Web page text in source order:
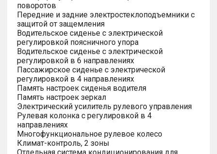
поворотов
Передние и задние электростеклоподъемники с
защитой от защемления
Водительское сиденье с электрической
регулировкой поясничного упора
Водительское сиденье с электрической
регулировкой в 6 направлениях
Пассажирское сиденье с электрической
регулировкой в 4 направлениях
Память настроек сиденья водителя
Память настроек зеркал
Электрический усилитель рулевого управления
Рулевая колонка с регулировкой в 4
направлениях
Многофункциональное рулевое колесо
Климат-контроль, 2 зоны
Отдельная система кондиционирования для